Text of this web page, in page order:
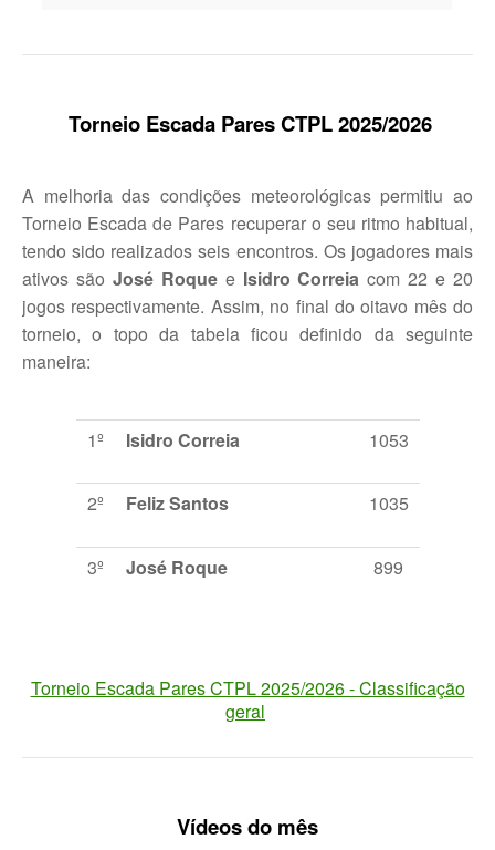
Torneio Escada Pares CTPL 2025/2026
A melhoria das condições meteorológicas permitiu ao
Torneio Escada de Pares recuperar o seu ritmo habitual,
tendo sido realizados seis encontros. Os jogadores mais
ativos são José Roquee Isidro Correia com 22 e 20
jogos respectivamente. Assim, no final do oitavo mês do
torneio, o topo da tabela ficou definido da seguinte
maneira:
1º Isidro Correia 1053
2º Feliz Santos 1035
3º José Roque 899
Torneio Escada Pares CTPL 2025/2026 - Classificação
geral
Vídeos do mês